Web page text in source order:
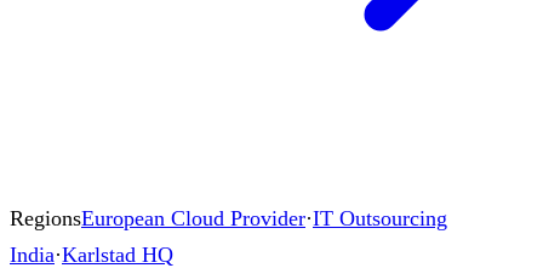
RegionsEuropean Cloud Provider·IT Outsourcing
India·Karlstad HQ